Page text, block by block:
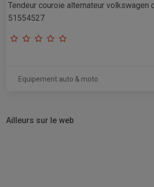
Tendeur couroie alternateur volkswagen
51554527
Equipement auto & moto
Ailleurs sur le web